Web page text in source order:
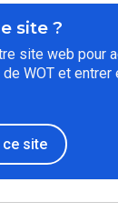
site ?
site web pour
WOT et entrer
ce site